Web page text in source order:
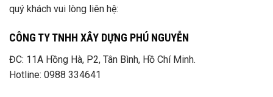
quý khách vui lòng liên hệ:
CÔNG TY TNHH XÂY DỰNG PHÚ NGUYỄN
ĐC: 11A Hồng Hà, P2, Tân Bình, Hồ Chí Minh.
Hotline: 0988 334641